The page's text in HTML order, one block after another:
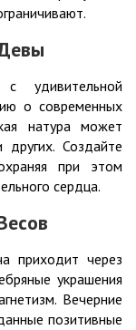
удивительной
о современных
натура может
других. Создайте
при этом
сердца.
приходит через
украшения
Вечерние
позитивные